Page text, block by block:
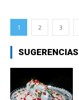
1 2 3
SUGERENCIAS